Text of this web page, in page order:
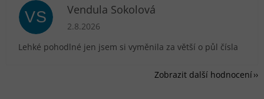
VS Vendula Sokolová
Hodnocení obchodu je 5 z 5 hvězdiček.
2.8.2026
Lehké pohodlné jen jsem si vyměnila za větší o půl čísla
Zobrazit další hodnocení